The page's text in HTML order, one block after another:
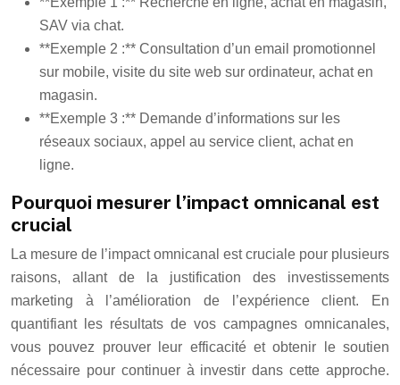
SAV via chat.
**Exemple 2 :** Consultation d’un email promotionnel
sur mobile, visite du site web sur ordinateur, achat en
magasin.
**Exemple 3 :** Demande d’informations sur les
réseaux sociaux, appel au service client, achat en
ligne.
Pourquoi mesurer l’impact omnicanal est
crucial
La mesure de l’impact omnicanal est cruciale pour plusieurs
raisons, allant de la justification des investissements
marketing à l’amélioration de l’expérience client. En
quantifiant les résultats de vos campagnes omnicanales,
vous pouvez prouver leur efficacité et obtenir le soutien
nécessaire pour continuer à investir dans cette approche.